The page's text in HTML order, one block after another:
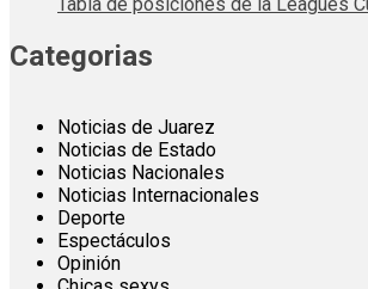
Tabla de posiciones de la Leagues
Categorias
Noticias de Juarez
Noticias de Estado
Noticias Nacionales
Noticias Internacionales
Deporte
Espectáculos
Opinión